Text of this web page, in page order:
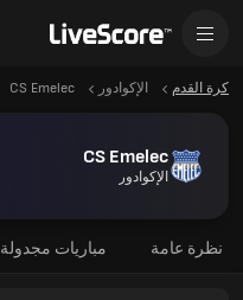
كرة القدم الإكوادور CS Emelec
CS Emelec
الإكوادور
نظرة عامة مباريات مجدولة